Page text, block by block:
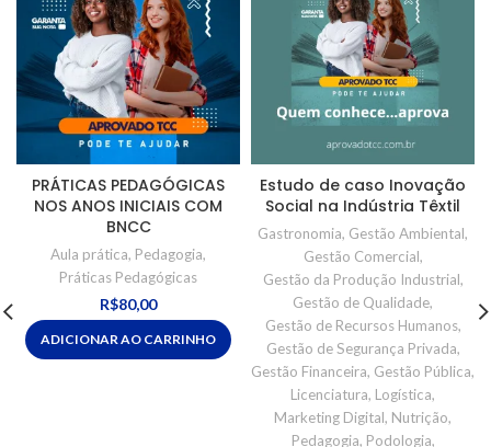
PRÁTICAS PEDAGÓGICAS
NOS ANOS INICIAIS COM
BNCC
Aula prática, Pedagogia,
Práticas Pedagógicas
R$80,00
ADICIONAR AO CARRINHO
Estudo de caso Inovação
Social na Indústria Têxtil
Gastronomia, Gestão Ambiental,
Gestão Comercial,
Gestão da Produção Industrial,
Gestão de Qualidade,
Gestão de Recursos Humanos,
Gestão de Segurança Privada,
Gestão Financeira, Gestão Pública,
Licenciatura, Logística,
Marketing Digital, Nutrição,
Pedagogia, Podologia,